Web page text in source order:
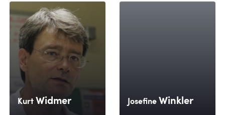
Kurt Widmer Josefine Winkler